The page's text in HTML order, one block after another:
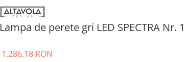
Lampa de perete gri LED SPECTRA Nr. 1
1.286,18 RON